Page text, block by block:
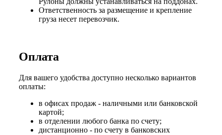
Ответственность за размещение и крепление
груза несет перевозчик.
Оплата
Для вашего удобства доступно несколько вариантов
оплаты:
в офисах продаж - наличными или банковской
картой;
в отделении любого банка по счету;
дистанционно - по счету в банковских